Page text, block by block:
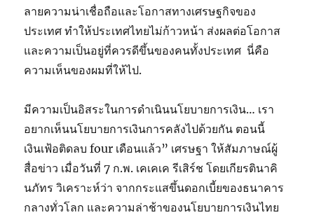
ลายความน่าเชื่อถือและโอกาสทางเศรษฐกิจของ
ประเทศ ทําให้ประเทศไทยไม่ก้าวหน้า ส่งผลต่อโอกาส
และความเป็นอยู่ที่ควรดีขึ้นของคนทั้งประเทศ นี่คือ
ความเห็นของผมที่ให้ไป.
มีความเป็นอิสระในการดำเนินนโยบายการเงิน… เรา
อยากเห็นนโยบายการเงินการคลังไปด้วยกัน ตอนนี้
เงินเฟ้อติดลบ four เดือนแล้ว” เศรษฐา ให้สัมภาษณ์ผู้
สื่อข่าว เมื่อวันที่ 7 ก.พ. เคเคเค รีเสิร์ช โดยเกียรตินาคิ
นภัทร วิเคราะห์ว่า จากกระแสขึ้นดอกเบี้ยของธนาคาร
กลางทั่วโลก และความล่าช้าของนโยบายการเงินไทย